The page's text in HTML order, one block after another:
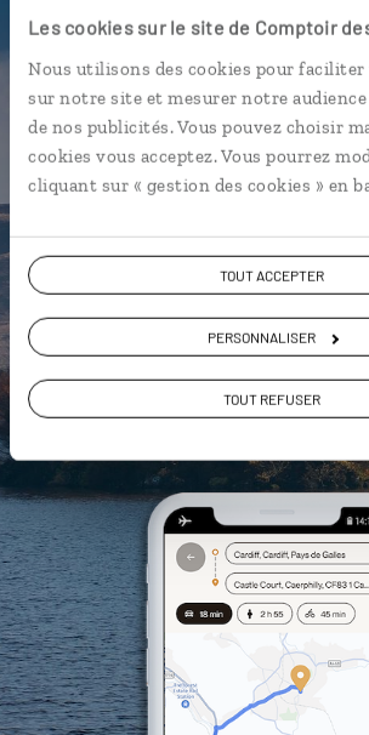
Les cookies sur le site de Comptoir
Nous utilisons des cookies pour
sur notre site et mesurer notre
de nos publicités. Vous pouvez choisir
cookies vous acceptez. Vous pourrez
cliquant sur « gestion des cookies » en
TOUT ACCEPTER
PERSONNALISER
TOUT REFUSER
Galles
L’itinéraire vers votre votre
and breakfast en 1 clic
Notre sélection des
géolocalisés
L'album souvenirs à
DÉCOUVRIR LUCIOLE